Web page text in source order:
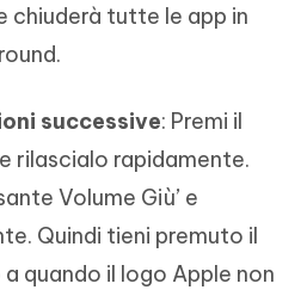
chiuderà tutte le app in
successive: Premi il
rilascialo rapidamente.
Volume Giù’ e
Quindi tieni premuto il
quando il logo Apple non